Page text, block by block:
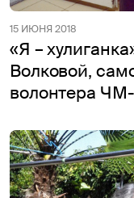
15 ИЮНЯ 2018
«Я –
Волковой,
волонтера